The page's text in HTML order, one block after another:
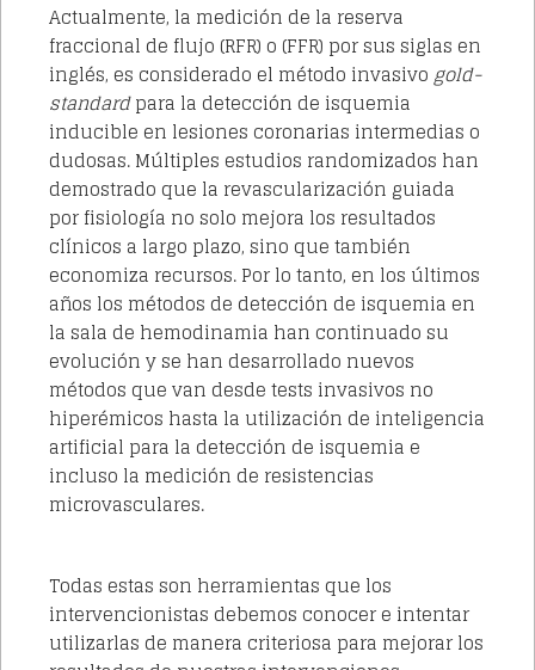
Actualmente, la medición de la reserva
fraccional de flujo (RFR) o (FFR) por sus siglas en
inglés, es considerado el método invasivogold-
standardpara la detección de isquemia
inducible en lesiones coronarias intermedias o
dudosas. Múltiples estudios randomizados han
demostrado que la revascularización guiada
por fisiología no solo mejora los resultados
clínicos a largo plazo, sino que también
economiza recursos. Por lo tanto, en los últimos
años los métodos de detección de isquemia en
la sala de hemodinamia han continuado su
evolución y se han desarrollado nuevos
métodos que van desde tests invasivos no
hiperémicos hasta la utilización de inteligencia
artificial para la detección de isquemia e
incluso la medición de resistencias
microvasculares.
Todas estas son herramientas que los
intervencionistas debemos conocer e intentar
utilizarlas de manera criteriosa para mejorar los